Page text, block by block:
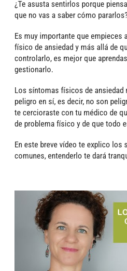
¿Te asusta sentirlos porque
que no vas a saber cómo
Es muy importante que empieces
físico de ansiedad y más allá de
controlarlo, es mejor que
gestionarlo.
Los síntomas físicos de ansiedad
peligro en sí, es decir, no son
te cercioraste con tu médico de
de problema físico y de que todo
En este breve vídeo te explico los
comunes, entenderlo te dará